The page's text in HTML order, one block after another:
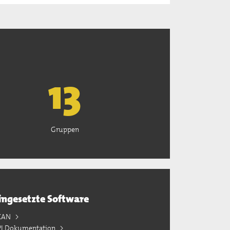
13
Gruppen
Software
Dokumentation